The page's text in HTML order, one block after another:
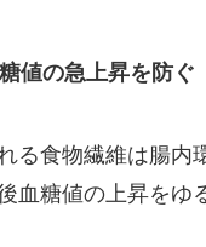
値の急上昇を防ぐ
る食物繊維は腸内
血糖値の上昇をゆ